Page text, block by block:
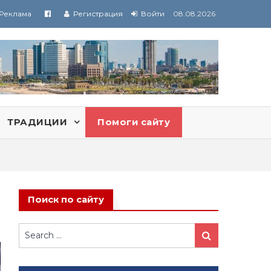
Реклама Регистрация Войти 08.08.2026
ТРАДИЦИИ Помоги сайту
Поиск по сайту
Search
for:
Search